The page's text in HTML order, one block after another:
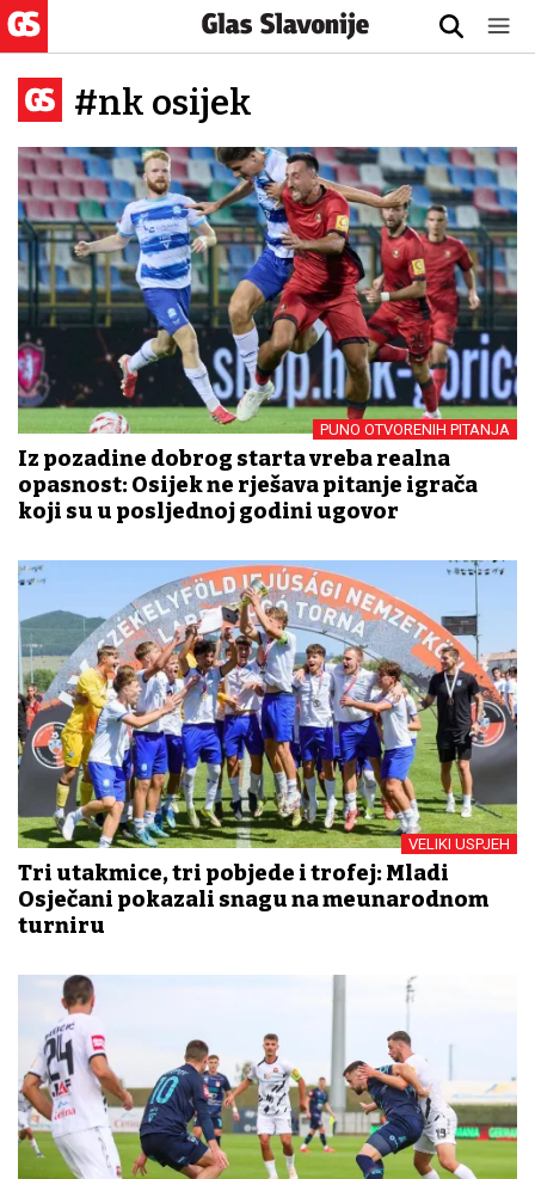
#nk osijek
PUNO OTVORENIH PITANJA
Iz pozadine dobrog starta vreba realna
opasnost: Osijek ne rješava pitanje igrača
koji su u posljednoj godini ugovor
VELIKI USPJEH
Tri utakmice, tri pobjede i trofej: Mladi
Osječani pokazali snagu na međunarodnom
turniru